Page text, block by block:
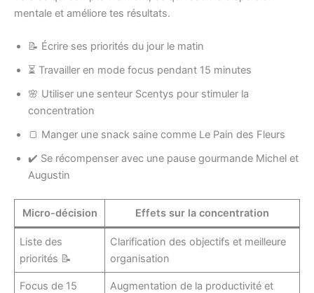
mentale et améliore tes résultats.
📝 Écrire ses priorités du jour le matin
⏳ Travailler en mode focus pendant 15 minutes
🌸 Utiliser une senteur Scentys pour stimuler la
concentration
🍞 Manger une snack saine comme Le Pain des Fleurs
✔️ Se récompenser avec une pause gourmande Michel et
Augustin
Micro-décision Effets sur la concentration
Liste des
priorités 📝
Clarification des objectifs et meilleure
organisation
Focus de 15
Augmentation de la productivité et